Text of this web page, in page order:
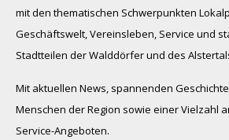
mit den thematischen Schwerpunkten
Geschäftswelt, Vereinsleben, Service und
Stadtteilen der Walddörfer und des
Mit aktuellen News, spannenden
Menschen der Region sowie einer Vielzahl
Service-Angeboten.